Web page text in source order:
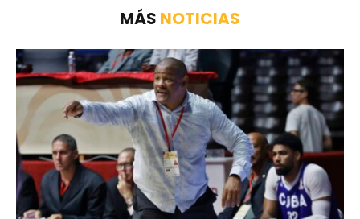
MÁS NOTICIAS